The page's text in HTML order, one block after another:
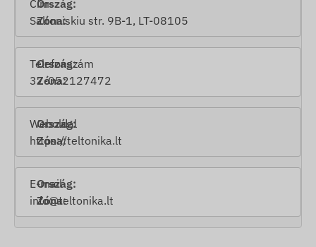
Cím
Saltoniskiu str. 9B-1, LT-08105
Telefonszám
37-052127472
Weboldal
https://teltonika.lt
E-mail
info@teltonika.lt